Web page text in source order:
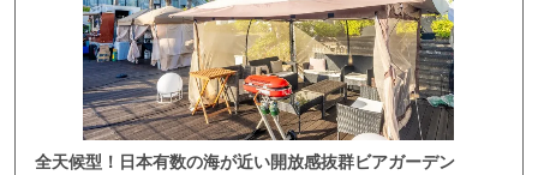
全天候型！日本有数の海が近い開放感抜群ビアガーデン